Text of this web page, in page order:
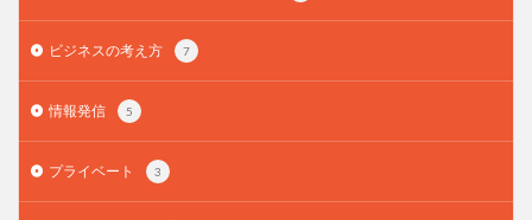
ビジネスの考え方 7
情報発信 5
プライベート 3